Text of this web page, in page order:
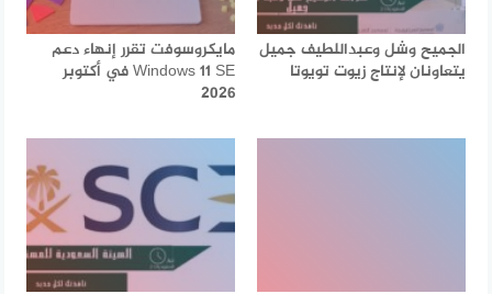
الجميح وشل وعبداللطيف جميل
يتعاونان لإنتاج زيوت تويوتا
مايكروسوفت تقرر إنهاء دعم
Windows 11 SE في أكتوبر
2026